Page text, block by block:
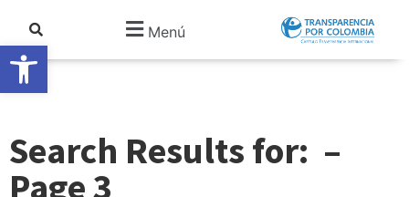
Abrir barra de herramientas
Menú
Search Results for: –
Page 3